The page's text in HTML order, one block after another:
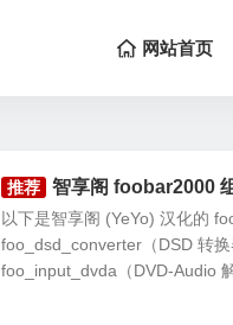
网站首页
推荐 智享阁 foobar2000
以下是智享阁 (YeYo) 汉化的
foo_dsd_converter（DSD 转
foo_input_dvda（DVD-Audio